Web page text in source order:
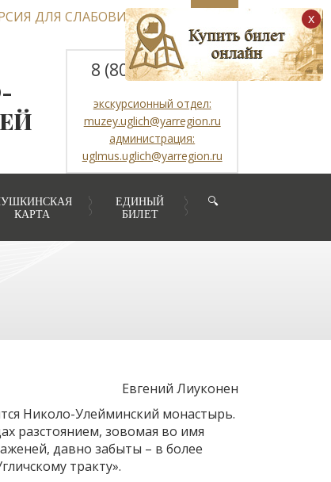
ДЛЯ СЛАБОВИДЯЩИХ
8 (800) 2507317
экскурсионный отдел:
muzey.uglich@yarregion.ru
администрация:
uglmus.uglich@yarregion.ru
КАРТА
ЕДИНЫЙ
БИЛЕТ
🔍
Евгений Лиуконен
Николо-Улейминский монастырь.
разстоянием, зовомая во имя
давно забыты – в более
тракту».
x